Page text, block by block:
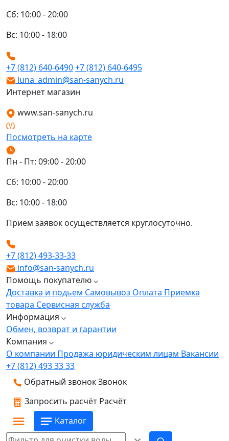
Сб: 10:00 - 20:00
Вс: 10:00 - 18:00
+7 (812) 640-6490+7 (812) 640-6495
luna_admin@san-sanych.ru
Интернет магазин
www.san-sanych.ru
Посмотреть на карте
Пн - Пт: 09:00 - 20:00
Сб: 10:00 - 20:00
Вс: 10:00 - 18:00
Прием заявок осуществляется круглосуточно.
+7 (812) 493-33-33
info@san-sanych.ru
Помощь покупателю
Доставка и подьем Самовывоз Оплата Приемка
товара Сервисная служба
Информация
Обмен, возврат и гарантии
Компания
О компании Продажа юридическим лицам Вакансии
+7 (812) 493 33 33
Обратный звонокЗвонок
Запросить расчёт Расчёт
Каталог